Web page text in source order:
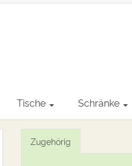
Tische Schränke
Zugehörig